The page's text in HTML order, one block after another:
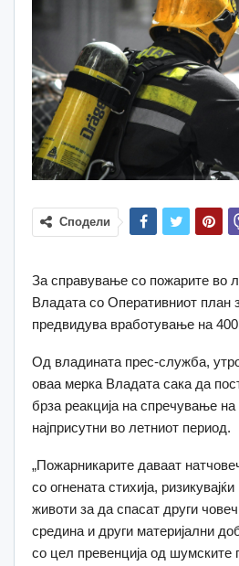
Сподели
За справување со пожарите во
Владата со Оперативниот план
предвидува вработување на
Од владината прес-служба,
оваа мерка Владата сака да
брза реакција на спречување
најприсутни во летниот период.
„Пожарникарите даваат
со огнената стихија,
животи за да спасат други
средина и други материјални
со цел превенција од шумските